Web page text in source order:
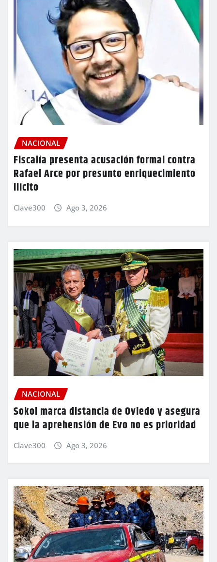
NACIONAL
Fiscalía presenta acusación formal contra
Rafael Arce por presunto enriquecimiento
ilícito
Clave300 Ago 3, 2026
NACIONAL
Sokol marca distancia de Oviedo y asegura
que la aprehensión de Evo no es prioridad
Clave300 Ago 3, 2026